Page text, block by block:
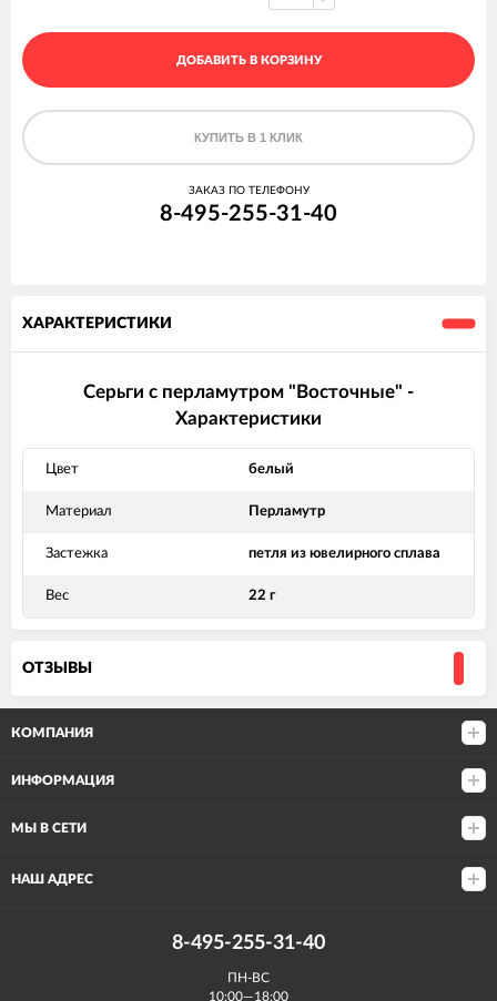
ДОБАВИТЬ В КОРЗИНУ
КУПИТЬ В 1 КЛИК
ЗАКАЗ ПО ТЕЛЕФОНУ
8-495-255-31-40
ХАРАКТЕРИСТИКИ
Серьги с перламутром "Восточные" -
Характеристики
Цвет белый
Материал Перламутр
Застежка петля из ювелирного сплава
Вес 22 г
ОТЗЫВЫ
КОМПАНИЯ
ИНФОРМАЦИЯ
МЫ В СЕТИ
НАШ АДРЕС
8-495-255-31-40
ПН-ВС
10:00—18:00